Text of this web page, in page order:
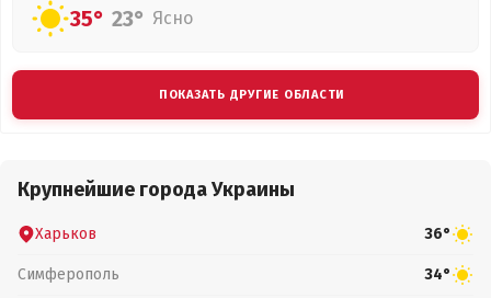
35° 23° Ясно
ПОКАЗАТЬ ДРУГИЕ ОБЛАСТИ
Крупнейшие города Украины
Харьков 36°
Симферополь 34°